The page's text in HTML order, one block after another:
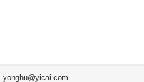
yonghu@yicai.com